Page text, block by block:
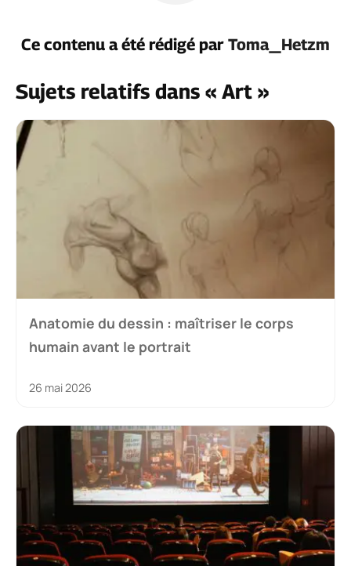
Ce contenu a été rédigé par Toma_Hetzm
Sujets relatifs dans « Art »
Anatomie du dessin : maîtriser le corps
humain avant le portrait
26 mai 2026